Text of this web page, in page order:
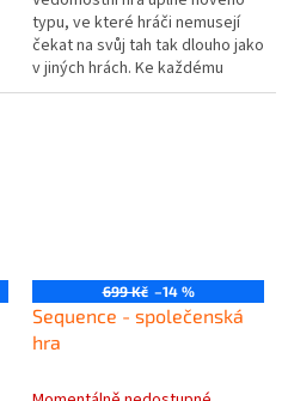
typu, ve které hráči nemusejí
čekat na svůj tah tak dlouho jako
v jiných hrách. Ke každému
okruhu ve hře přísluší 10 otázek
699 Kč –14 %
Sequence - společenská
hra